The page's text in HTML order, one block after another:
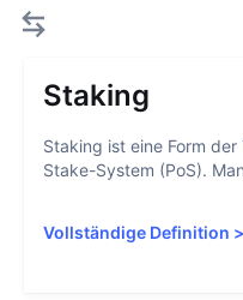
Staking
Staking ist eine Form
Stake-System (PoS).
Vollständige Definition >